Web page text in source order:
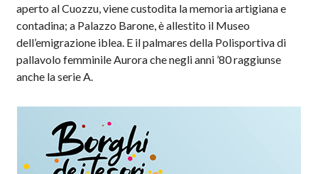
aperto al Cuozzu, viene custodita la memoria artigiana e
contadina; a Palazzo Barone, è allestito il Museo
dell’emigrazione iblea. E il palmares della Polisportiva di
pallavolo femminile Aurora che negli anni ’80 raggiunse
anche la serie A.